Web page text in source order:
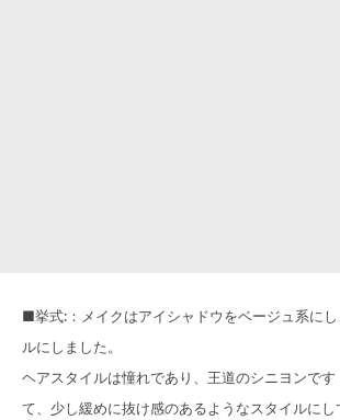
■挙式:：メイクはアイシャドウをベージュ系に
ルにしました。
ヘアスタイルは憧れであり、王道のシニヨンで
て、少し緩めに抜け感のあるようなスタイルにし